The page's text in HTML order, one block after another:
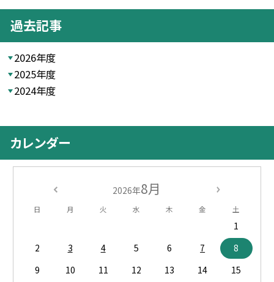
過去記事
2026年度
2025年度
2024年度
カレンダー
2026年8月
日 月 火 水 木 金 土
1
2
3 4 5 6 7
8
9
10 11 12 13 14
15